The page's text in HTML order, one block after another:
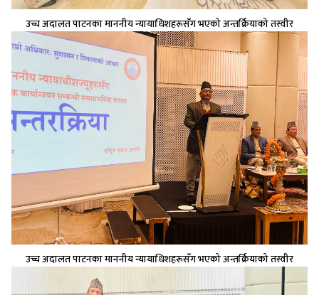
उच्च अदालत पाटनका माननीय न्यायाधिशहरूसँग भएको अन्तर्क्रियाको तस्वीर
उच्च अदालत पाटनका माननीय न्यायाधिशहरूसँग भएको अन्तर्क्रियाको तस्वीर